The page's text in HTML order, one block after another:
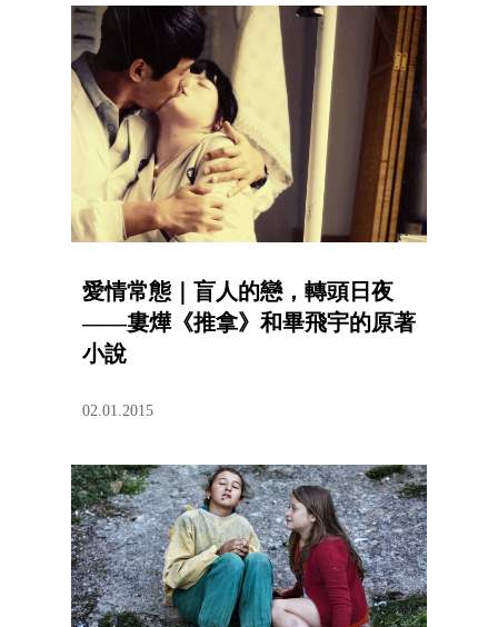
愛情常態｜盲人的戀，轉頭日夜
——婁燁《推拿》和畢飛宇的原著
小說
02.01.2015